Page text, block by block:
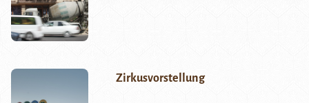
Zirkusvorstellung